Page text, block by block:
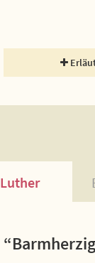
Luther